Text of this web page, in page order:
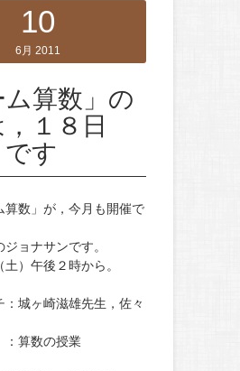
10
6月 2011
ム算数」の
１８日
です
数」が，今月も開催で
ョナサンです。
）午後２時から。
城ヶ崎滋雄先生，佐々
数の授業